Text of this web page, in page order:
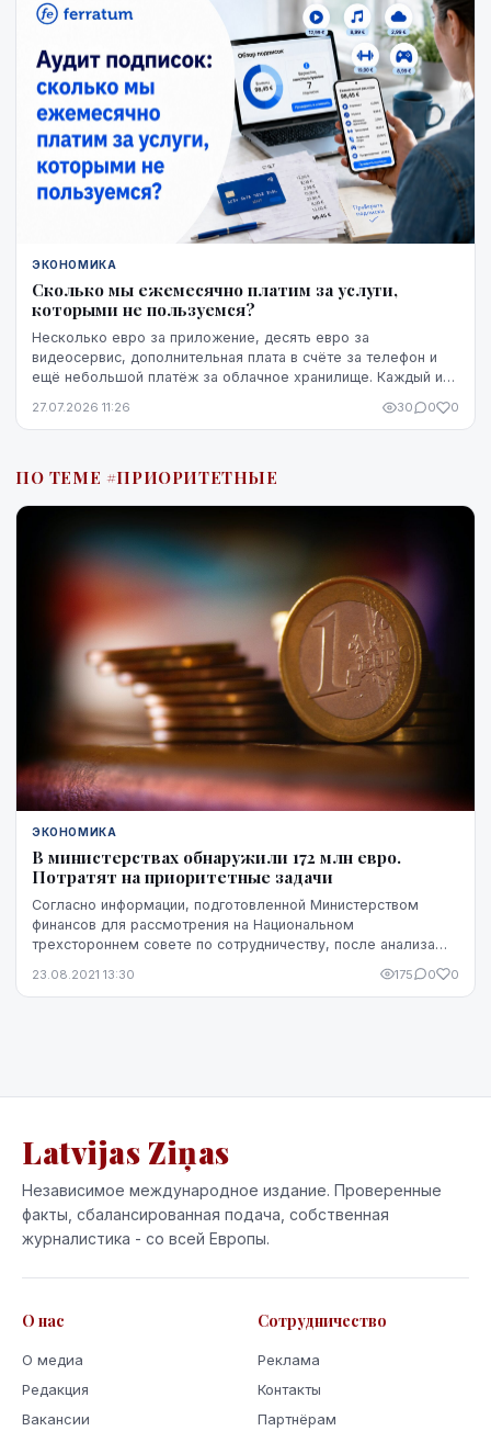
ЭКОНОМИКА
Сколько мы ежемесячно платим за услуги,
которыми не пользуемся?
Несколько евро за приложение, десять евро за
видеосервис, дополнительная плата в счёте за телефон и
ещё небольшой платёж за облачное хранилище. Каждый из
27.07.2026 11:26 30 0 0
ПО ТЕМЕ #ПРИОРИТЕТНЫЕ
ЭКОНОМИКА
В министерствах обнаружили 172 млн евро.
Потратят на приоритетные задачи
Согласно информации, подготовленной Министерством
финансов для рассмотрения на Национальном
трехстороннем совете по сотрудничеству, после анализа
дл...
23.08.2021 13:30 175 0 0
Latvijas Ziņas
Независимое международное издание. Проверенные
факты, сбалансированная подача, собственная
журналистика - со всей Европы.
О нас
О медиа
Редакция
Вакансии
Сотрудничество
Реклама
Контакты
Партнёрам